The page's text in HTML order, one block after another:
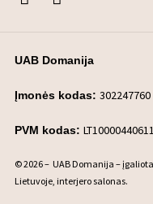
UAB Domanija
Įmonės kodas:302247760
PVM kodas:
© 2026 – UAB Domanija –
Lietuvoje, interjero salonas.